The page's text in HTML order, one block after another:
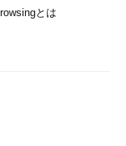
かる。とは